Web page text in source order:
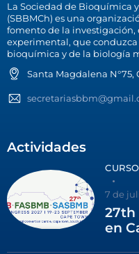
La Sociedad de Bioquímica
(SBBMCh) es una
fomento de la investigación,
experimental, que
bioquímica y de la biología
Santa Magdalena N°75,
Actividades
7 de
27th
en